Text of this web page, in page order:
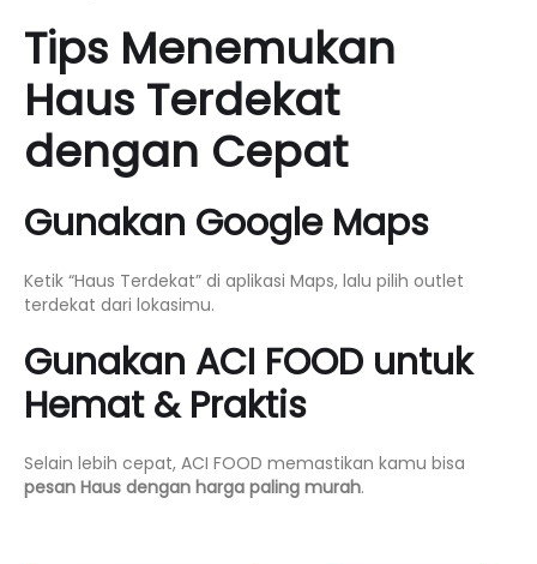
Tips Menemukan
Haus Terdekat
dengan Cepat
Gunakan Google Maps
Ketik “Haus Terdekat” di aplikasi Maps, lalu pilih outlet
terdekat dari lokasimu.
Gunakan ACI FOOD untuk
Hemat & Praktis
Selain lebih cepat, ACI FOOD memastikan kamu bisa
pesan Haus dengan harga paling murah.